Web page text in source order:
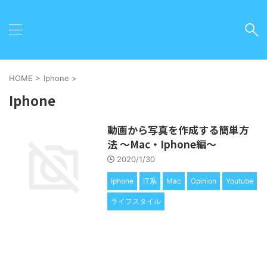
HOME > Iphone >
Iphone
動画から写真を作成する簡単方
法 〜Mac・Iphone編〜
2020/1/30
Iphone IT系 Mac Opinion Youtube
ライフスタイル